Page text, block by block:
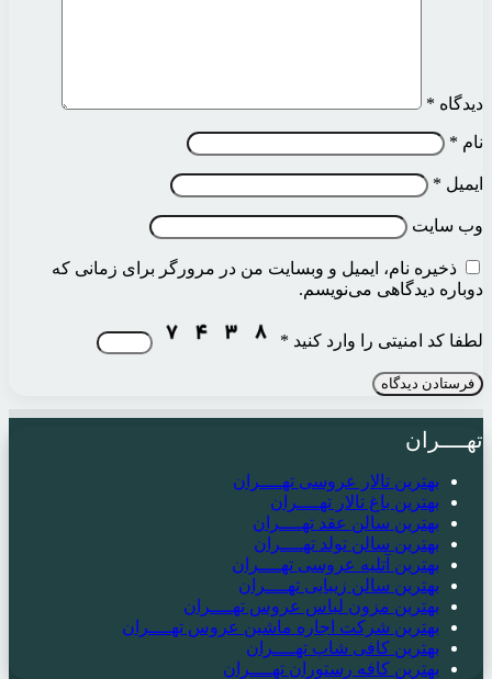
دیدگاه *
نام *
ایمیل *
وب‌ سایت
ذخیره نام، ایمیل و وبسایت من در مرورگر برای زمانی که
دوباره دیدگاهی می‌نویسم.
لطفا کد امنیتی را وارد کنید *
تهــــران
بهترین تالار عروسی تهــــران
بهترین باغ تالار تهــــران
بهترین سالن عقد تهــــران
بهترین سالن تولد تهــــران
بهترین آتلیه عروسی تهــــران
بهترین سالن زیبایی تهــــران
بهترین مزون لباس عروس تهــــران
بهترین شرکت اجاره ماشین عروس تهــــران
بهترین کافی شاپ تهــــران
بهترین کافه رستوران تهــــران